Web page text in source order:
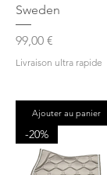
Sweden
Prix
99,00 €
Livraison ultra rapide
Ajouter au panier
-20%